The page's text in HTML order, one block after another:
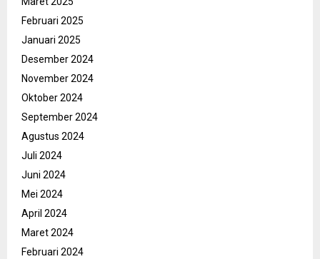
Februari 2025
Januari 2025
Desember 2024
November 2024
Oktober 2024
September 2024
Agustus 2024
Juli 2024
Juni 2024
Mei 2024
April 2024
Maret 2024
Februari 2024